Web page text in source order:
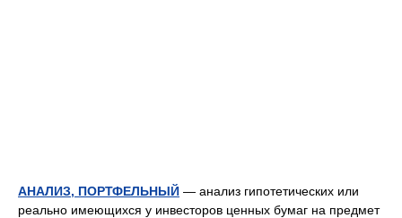
АНАЛИЗ, ПОРТФЕЛЬНЫЙ — анализ гипотетических или
реально имеющихся у инвесторов ценных бумаг на предмет